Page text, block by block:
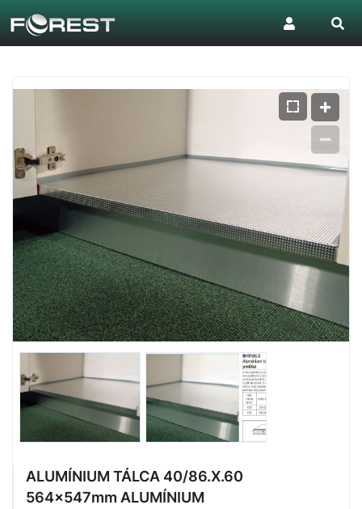
ALUMÍNIUM TÁLCA 40/86.X.60
564x547mm ALUMÍNIUM